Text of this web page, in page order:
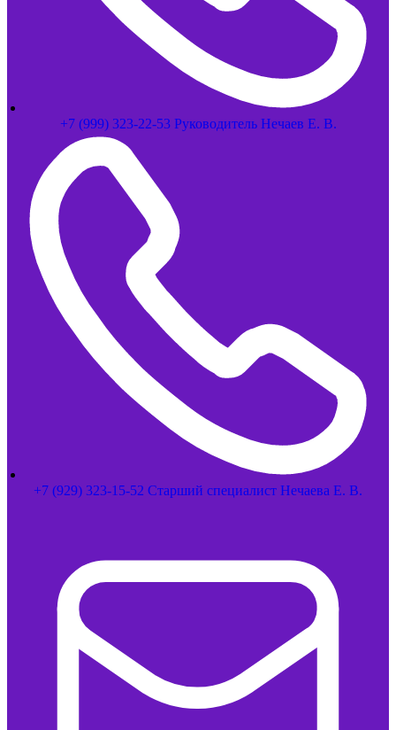
+7 (999) 323-22-53 Руководитель Нечаев Е. В.
+7 (929) 323-15-52 Старший специалист Нечаева Е. В.